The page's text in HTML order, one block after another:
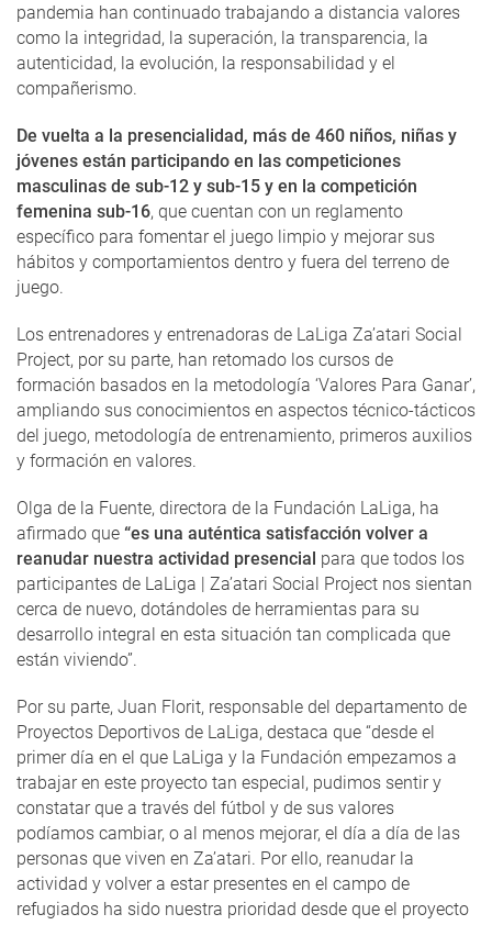
pandemia han continuado trabajando a distancia valores
como la integridad, la superación, la transparencia, la
autenticidad, la evolución, la responsabilidad y el
compañerismo.
De vuelta a la presencialidad, más de 460 niños, niñas y
jóvenes están participando en las competiciones
masculinas de sub-12 y sub-15 y en la competición
femenina sub-16, que cuentan con un reglamento
específico para fomentar el juego limpio y mejorar sus
hábitos y comportamientos dentro y fuera del terreno de
juego.
Los entrenadores y entrenadoras de LaLiga Za’atari Social
Project, por su parte, han retomado los cursos de
formación basados en la metodología ‘Valores Para Ganar’,
ampliando sus conocimientos en aspectos técnico-tácticos
del juego, metodología de entrenamiento, primeros auxilios
y formación en valores.
Olga de la Fuente, directora de la Fundación LaLiga, ha
afirmado que “es una auténtica satisfacción volver a
reanudar nuestra actividad presencial para que todos los
participantes de LaLiga | Za’atari Social Project nos sientan
cerca de nuevo, dotándoles de herramientas para su
desarrollo integral en esta situación tan complicada que
están viviendo”.
Por su parte, Juan Florit, responsable del departamento de
Proyectos Deportivos de LaLiga, destaca que “desde el
primer día en el que LaLiga y la Fundación empezamos a
trabajar en este proyecto tan especial, pudimos sentir y
constatar que a través del fútbol y de sus valores
podíamos cambiar, o al menos mejorar, el día a día de las
personas que viven en Za’atari. Por ello, reanudar la
actividad y volver a estar presentes en el campo de
refugiados ha sido nuestra prioridad desde que el proyecto